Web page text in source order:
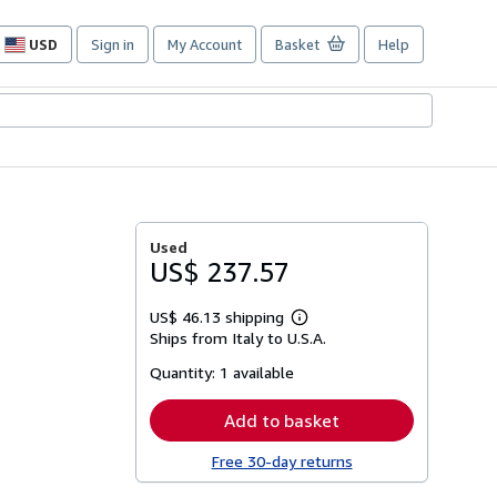
USD
Site
preferences
Sign in My Account Basket Help
Used
US$ 237.57
US$ 46.13 shipping
Learn
more
Ships from Italy to U.S.A.
Quantity: 1 available
Add to basket
Free 30-day returns